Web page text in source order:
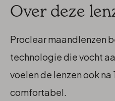
Over deze
Proclear maandlenzen
technologie die vocht
voelen de lenzen ook na
comfortabel.